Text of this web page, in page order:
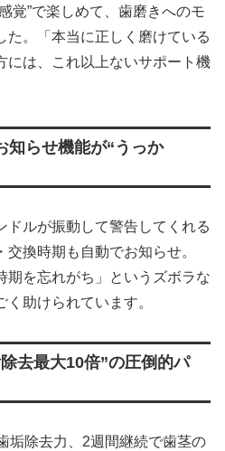
覚”で楽しめて、歯磨きへのモ
た。「本当に正しく磨けている
には、これ以上ないサポート機
知らせ機能が“うっか
ドルが振動して警告してくれる
換時期も自動でお知らせ。
期を忘れがち」というズボラな
助けられています。
去最大10倍”の圧倒的パ
垢除去力、2週間継続で歯茎の